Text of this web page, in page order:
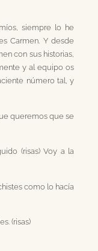
siempre lo he
Carmen. Y desde
con sus historias,
y al equipo os
número tal, y
queremos que se
(risas) Voy a la
como lo hacía
(risas)